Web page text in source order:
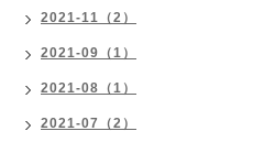
2021-11（2）
2021-09（1）
2021-08（1）
2021-07（2）